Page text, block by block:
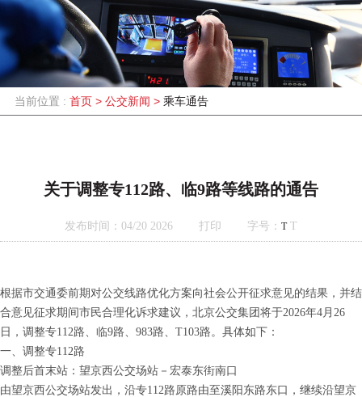
当前位置 : 首页 > 公交新闻 > 乘车通告
关于调整专112路、临9路等线路的通告
发布时间：04/20 2026 打印 字号： T T
根据市交通委前期对公交线路优化方案向社会公开征求意见的结果，并结
合意见征求期间市民合理化诉求建议，北京公交集团将于2026年4月26
日，调整专112路、临9路、983路、T103路。具体如下：
一、调整专112路
调整后首末站：望京西公交场站－宏泰东街南口
由望京西公交场站发出，沿专112路原路由至溪阳东路东口，继续沿望京